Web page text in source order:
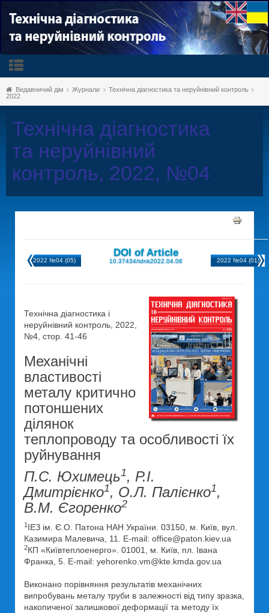
Видавничий дім Журнали
Технічна діагностика та неруйнівний контроль
2022
Технічна діагностика
та неруйнівний
контроль, 2022, №04
2022 №04 (05)
DOI of Article
10.37434/tdnk2022.04.06 2022 №04 (01)
Технічна діагностика і
неруйнівний контроль, 2022,
№4, стор. 41-46
Механічні
властивості
металу критично
потоншених
ділянок
теплопроводу та особливості їх
руйнування
П.С. Юхимець1, Р.І.
Дмитрієнко1, О.Л. Палієнко1,
В.М. Єгоренко2
1 ІЕЗ ім. Є.О. Патона НАН України. 03150, м. Київ, вул.
Казимира Малевича, 11. E-mail: office@paton.kiev.ua
2КП «Київтеплоенерго». 01001, м. Київ, пл. Івана
Франка, 5. E-mail: yehorenko.vm@kte.kmda.gov.ua
Виконано порівняння результатів механічних
випробувань металу труби в залежності від типу зразка,
накопиченої залишкової деформації та методу їх